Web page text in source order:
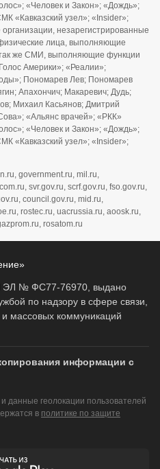
«Человек и Закон»; «Дождь»;
«Кавказский узел»; «Insider»;
незарегистрированные
лица, выполняющие
же СМИ, выполняющие функции
Америки»; «Реалии»;
Пономарев Лев; Пономарев
Апахончич; Макаревич; Дудь;
Михаил Касьянов; Дмитрий
«Альянс врачей»; «РКК»
«Человек и Закон»; «Дождь»;
«Кавказский узел»; «Insider»;
government.ru, mil.ru,
svr.gov.ru, scrf.gov.ru, fso.gov.ru,
council.gov.ru, mid.ru,
rostec.ru, uacrussia.ru, aoosk.ru,
rosatom.ru
ЭЛ № ФС77-76970, выдано
по надзору в сфере связи,
массовых коммуникаций
информации с
данные геолокации пользователей
в политике по защите